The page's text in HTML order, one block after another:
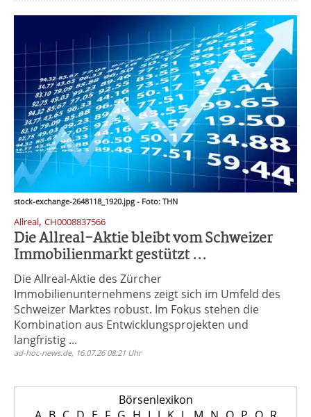
stock-exchange-2648118_1920.jpg - Foto: THN
Allreal, CH0008837566
Die Allreal-Aktie bleibt vom Schweizer
Immobilienmarkt gestützt ...
Die Allreal-Aktie des Zürcher
Immobilienunternehmens zeigt sich im Umfeld des
Schweizer Marktes robust. Im Fokus stehen die
Kombination aus Entwicklungsprojekten und
langfristig ...
ad-hoc-news.de, 16.07.26 08:21 Uhr
Börsenlexikon